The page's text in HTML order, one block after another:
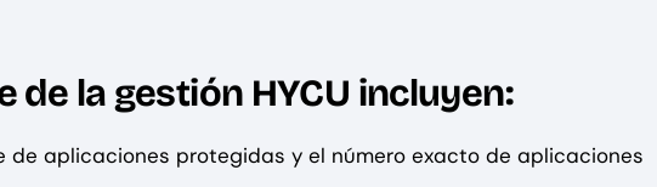
de la gestión HYCU incluyen:
de aplicaciones protegidas y el número exacto de aplicaciones